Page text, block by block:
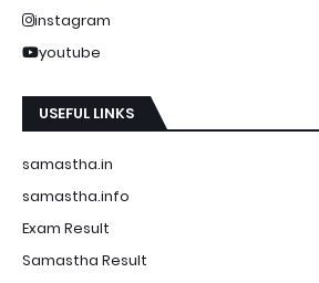
instagram
youtube
USEFUL LINKS
samastha.in
samastha.info
Exam Result
Samastha Result